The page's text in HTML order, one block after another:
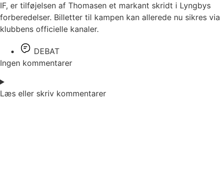
IF, er tilføjelsen af Thomasen et markant skridt i Lyngbys
forberedelser. Billetter til kampen kan allerede nu sikres via
klubbens officielle kanaler.
DEBAT
Ingen kommentarer
Læs eller skriv kommentarer